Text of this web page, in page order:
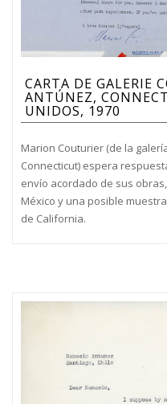
CARTA DE GALERIE
ANTÚNEZ,
UNIDOS, 1970
Marion Couturier (de la
Connecticut) espera
envío acordado de sus
México y una posible
de California.